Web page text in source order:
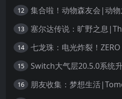
12
13
14
15 Switch大气层20.5.0系统
16